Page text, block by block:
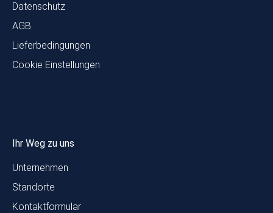
Datenschutz
AGB
Lieferbedingungen
Cookie Einstellungen
Ihr Weg zu uns
Unternehmen
Standorte
Kontaktformular